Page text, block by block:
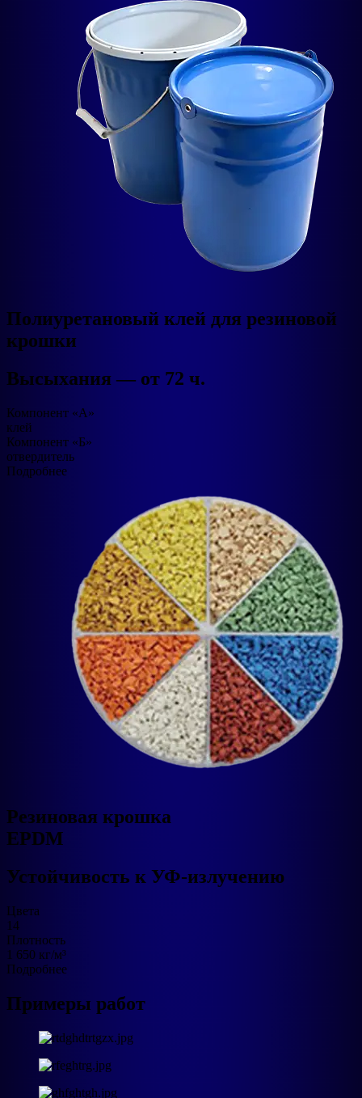
Полиуретановый клей для резиновой
крошки
Высыхания — от 72 ч.​
Компонент «А»
клей
Компонент «Б»
отвердитель
Подробнее
Резиновая крошка
EPDM
Устойчивость к УФ‑излучению
Цвета
14
Плотность
1 650 кг/м³
Подробнее
Примеры работ